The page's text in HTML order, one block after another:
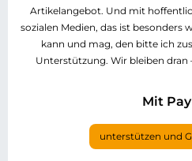
Artikelangebot. Und mit
sozialen Medien, das ist besonders
kann und mag, den bitte ich
Unterstützung. Wir bleiben dran
Mit
unterstützen und